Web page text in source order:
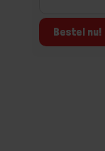
Bestel nu!